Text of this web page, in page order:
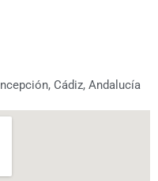
Cádiz, Andalucía